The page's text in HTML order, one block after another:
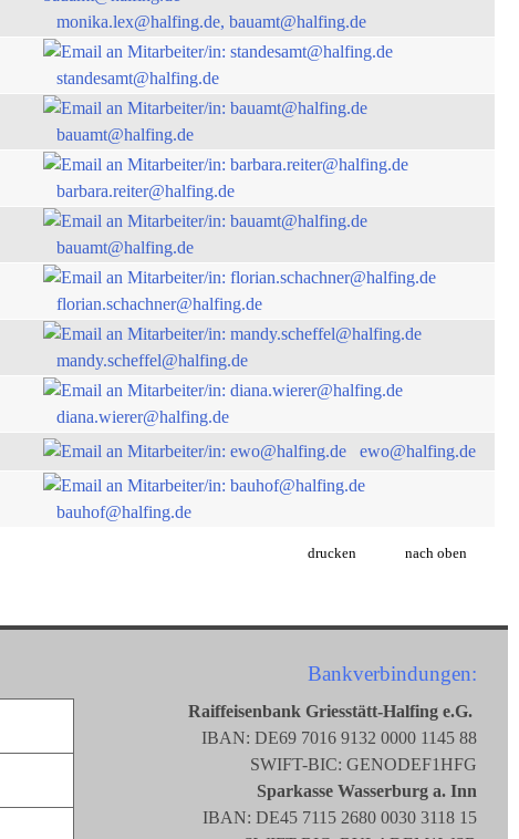
monika.lex@halfing.de, bauamt@halfing.de
standesamt@halfing.de
bauamt@halfing.de
barbara.reiter@halfing.de
bauamt@halfing.de
florian.schachner@halfing.de
mandy.scheffel@halfing.de
diana.wierer@halfing.de
ewo@halfing.de
bauhof@halfing.de
drucken nach oben
Bankverbindungen:
Raiffeisenbank Griesstätt-Halfing e.G.
IBAN: DE69 7016 9132 0000 1145 88
SWIFT-BIC: GENODEF1HFG
Sparkasse Wasserburg a. Inn
IBAN: DE45 7115 2680 0030 3118 15